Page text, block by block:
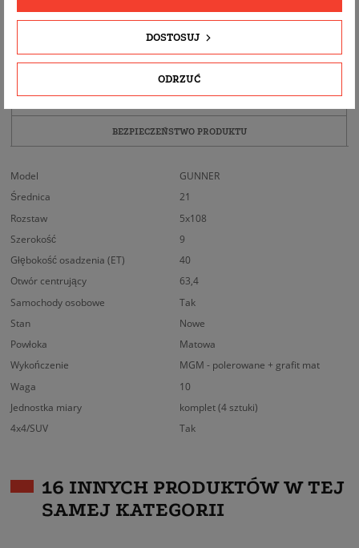
SZCZEGÓŁY PRODUKTU
BEZPIECZEŃSTWO PRODUKTU
Model
GUNNER
Średnica
21
Rozstaw
5x108
Szerokość
9
Głębokość osadzenia (ET)
40
Otwór centrujący
63,4
Samochody osobowe
Tak
Stan
Nowe
Powłoka
Matowa
Wykończenie
MGM - polerowane + grafit mat
Waga
10
Jednostka miary
komplet (4 sztuki)
4x4/SUV
Tak
16 INNYCH PRODUKTÓW W TEJ
SAMEJ KATEGORII
ODRZUĆ
DOSTOSUJ